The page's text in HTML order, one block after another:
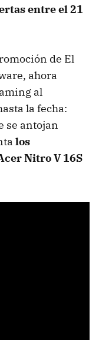
entre el 21
de El
ahora
al
la fecha:
se antojan
los
Nitro V 16S